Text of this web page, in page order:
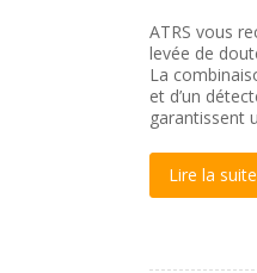
ATRS vous
levée de
La
et d’un
garantissent
Lire la suite